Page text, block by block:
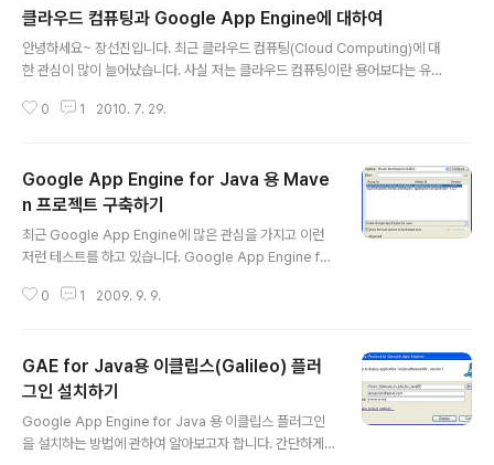
었지만, 최근 IaaS형 클라우드 컴퓨팅 서비스 역시 나름의
가치가 있고 Amazon의 S3를 하이브리드하게 연동하여
활용한 사례들을 보면서 클라우드 컴퓨팅 기술을 연합하여
우드 컴퓨팅의 한계는 기존의 웹 호스팅과 유사한 구조를
클라우드 컴퓨팅과 Google App Engine에 대하여
안녕하세요~ 장선진입니다. 최근 클라우드 컴퓨팅(Cloud Computing)에 대
한 관심이 많이 늘어났습니다. 사실 저는 클라우드 컴퓨팅이란 용어보다는 유틸
S(Software as a Service)와 함께 유틸리티 컴퓨팅의 동생벌되는 클라우드
많이 있었습니다. 최근 이러한 저의 생각들을 함께 공유할 수 있는 시간을 가졌
습니다. 제2회 공개SW역량프라자 정기기술세미나(2010년 7월21일)에서
"Google App Engine의 이해"란 주제로 클라우드 컴퓨..
0 1 2010. 7. 29.
Google App Engine for Java 용 Mave
n 프로젝트 구축하기
최근 Google App Engine에 많은 관심을 가지고 이런
저런 테스트를 하고 있습니다. Google App Engine for
프로젝트를 생성하고 간편하게 테스트할 수 있습니다. GA
ols/eclipse.html 에서 확인할 수 있습니다. 프로젝트가
진행되면서 많은 라이브러리들이 필요할 경우에는 아시다
시피 Maven을 사용하는 것이 효과적입니다. Maven은
여러모로 훌륭한 의존성 관리를 해주며, 이행종속관계에
따른 라이브러리 관리를 쉽게 해줍니다. 이러한 기능은 프
0 1 2009. 9. 9.
GAE for Java용 이클립스(Galileo) 플러
그인 설치하기
Google App Engine for Java 용 이클립스 플러그인
을 설치하는 방법에 관하여 알아보고자 합니다. 간단하게